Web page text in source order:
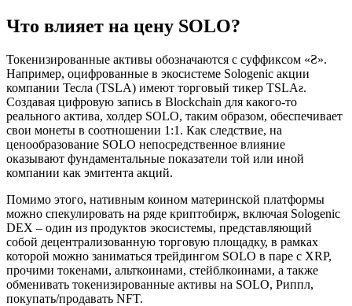
Что влияет на цену SOLO?
Токенизированные активы обозначаются с суффиксом «Ƨ».
Например, оцифрованные в экосистеме Sologenic акции
компании Тесла (TSLA) имеют торговый тикер TSLAƨ.
Создавая цифровую запись в Blockchain для какого-то
реального актива, холдер SOLO, таким образом, обеспечивает
свои монеты в соотношении 1:1. Как следствие, на
ценообразование SOLO непосредственное влияние
оказывают фундаментальные показатели той или иной
компании как эмитента акций.
Помимо этого, нативным коином материнской платформы
можно спекулировать на ряде криптобирж, включая Sologenic
DEX – один из продуктов экосистемы, представляющий
собой децентрализованную торговую площадку, в рамках
которой можно заниматься трейдингом SOLO в паре с XRP,
прочими токенами, альткоинами, стейблкоинами, а также
обменивать токенизированные активы на SOLO, Риппл,
покупать/продавать NFT.